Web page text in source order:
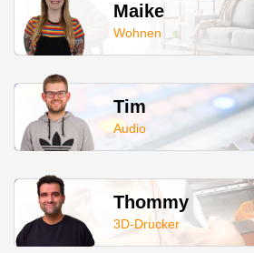
Maike
Wohnen
Tim
Audio
Thommy
3D-Drucker